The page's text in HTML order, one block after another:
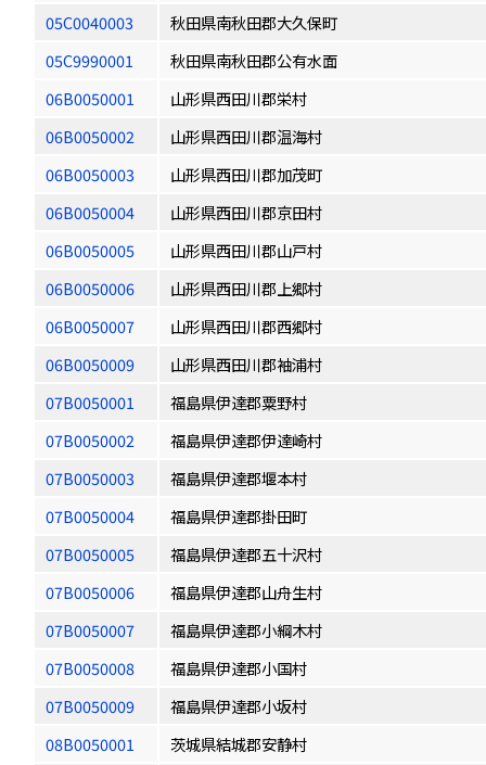
05C0040003
秋田県南秋田郡大久保町
05C9990001
秋田県南秋田郡公有水面
06B0050001
山形県西田川郡栄村
06B0050002
山形県西田川郡温海村
06B0050003
山形県西田川郡加茂町
06B0050004
山形県西田川郡京田村
06B0050005
山形県西田川郡山戸村
06B0050006
山形県西田川郡上郷村
06B0050007
山形県西田川郡西郷村
06B0050009
山形県西田川郡袖浦村
07B0050001
福島県伊達郡粟野村
07B0050002
福島県伊達郡伊達崎村
07B0050003
福島県伊達郡堰本村
07B0050004
福島県伊達郡掛田町
07B0050005
福島県伊達郡五十沢村
07B0050006
福島県伊達郡山舟生村
07B0050007
福島県伊達郡小綱木村
07B0050008
福島県伊達郡小国村
07B0050009
福島県伊達郡小坂村
08B0050001
茨城県結城郡安静村